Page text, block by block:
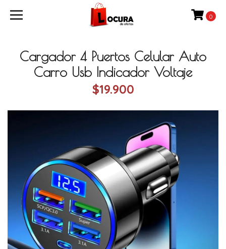
0
Cargador 4 Puertos Celular Auto
Carro Usb Indicador Voltaje
$19.900